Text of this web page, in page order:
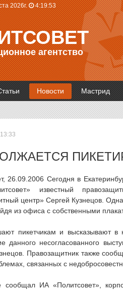
2026г. 4:19:53
агентство
Новости Мастрид
26.09.2006 Сегодня в
известный
центр» Сергей Кузнецов.
из офиса с собственными
пикетчикам и высказывают в
данного несогласованного
Правозащитник также
связанных с
сообщал ИА «Политсовет»,